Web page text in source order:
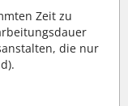
Zeit zu
die nur